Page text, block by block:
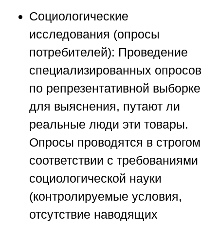
Социологические
исследования (опросы
потребителей): Проведение
специализированных опросов
по репрезентативной выборке
для выяснения, путают ли
реальные люди эти товары.
Опросы проводятся в строгом
соответствии с требованиями
социологической науки
(контролируемые условия,
отсутствие наводящих